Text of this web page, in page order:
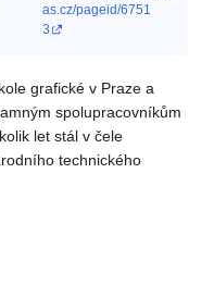
as.cz/pageid/6751
3
grafické v Praze a
spolupracovníkům
let stál v čele
technického